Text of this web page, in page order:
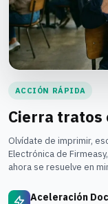
ACCIÓN RÁPIDA
Cierra tratos
Olvídate de imprimir,
Electrónica de
ahora se resuelve en
Aceleración